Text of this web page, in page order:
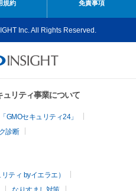
規約 免責事項
Inc. All Rights Reserved.
リティ事業について
GMOセキュリティ24」
診断
ティ byイエラエ）